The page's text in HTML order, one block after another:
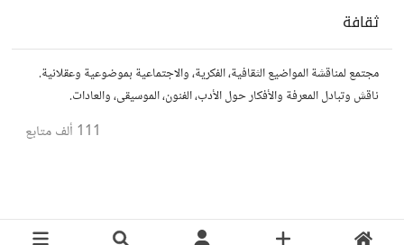
ثقافة
مجتمع لمناقشة المواضيع الثقافية، الفكرية، والاجتماعية بموضوعية وعقلانية.
ناقش وتبادل المعرفة والأفكار حول الأدب، الفنون، الموسيقى، والعادات.
111 ألف متابع